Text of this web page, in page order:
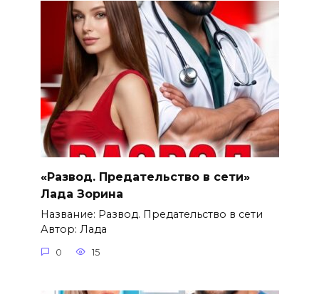
«Развод. Предательство в сети»
Лада Зорина
Название: Развод. Предательство в сети
Автор: Лада
0 15